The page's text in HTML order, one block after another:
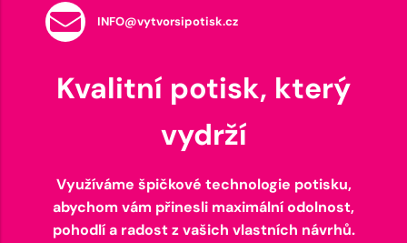
INFO@vytvorsipotisk.cz
Kvalitní potisk, který
vydrží
Využíváme špičkové technologie potisku,
abychom vám přinesli maximální odolnost,
pohodlí a radost z vašich vlastních návrhů.